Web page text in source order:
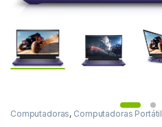
Computadoras, Computadoras